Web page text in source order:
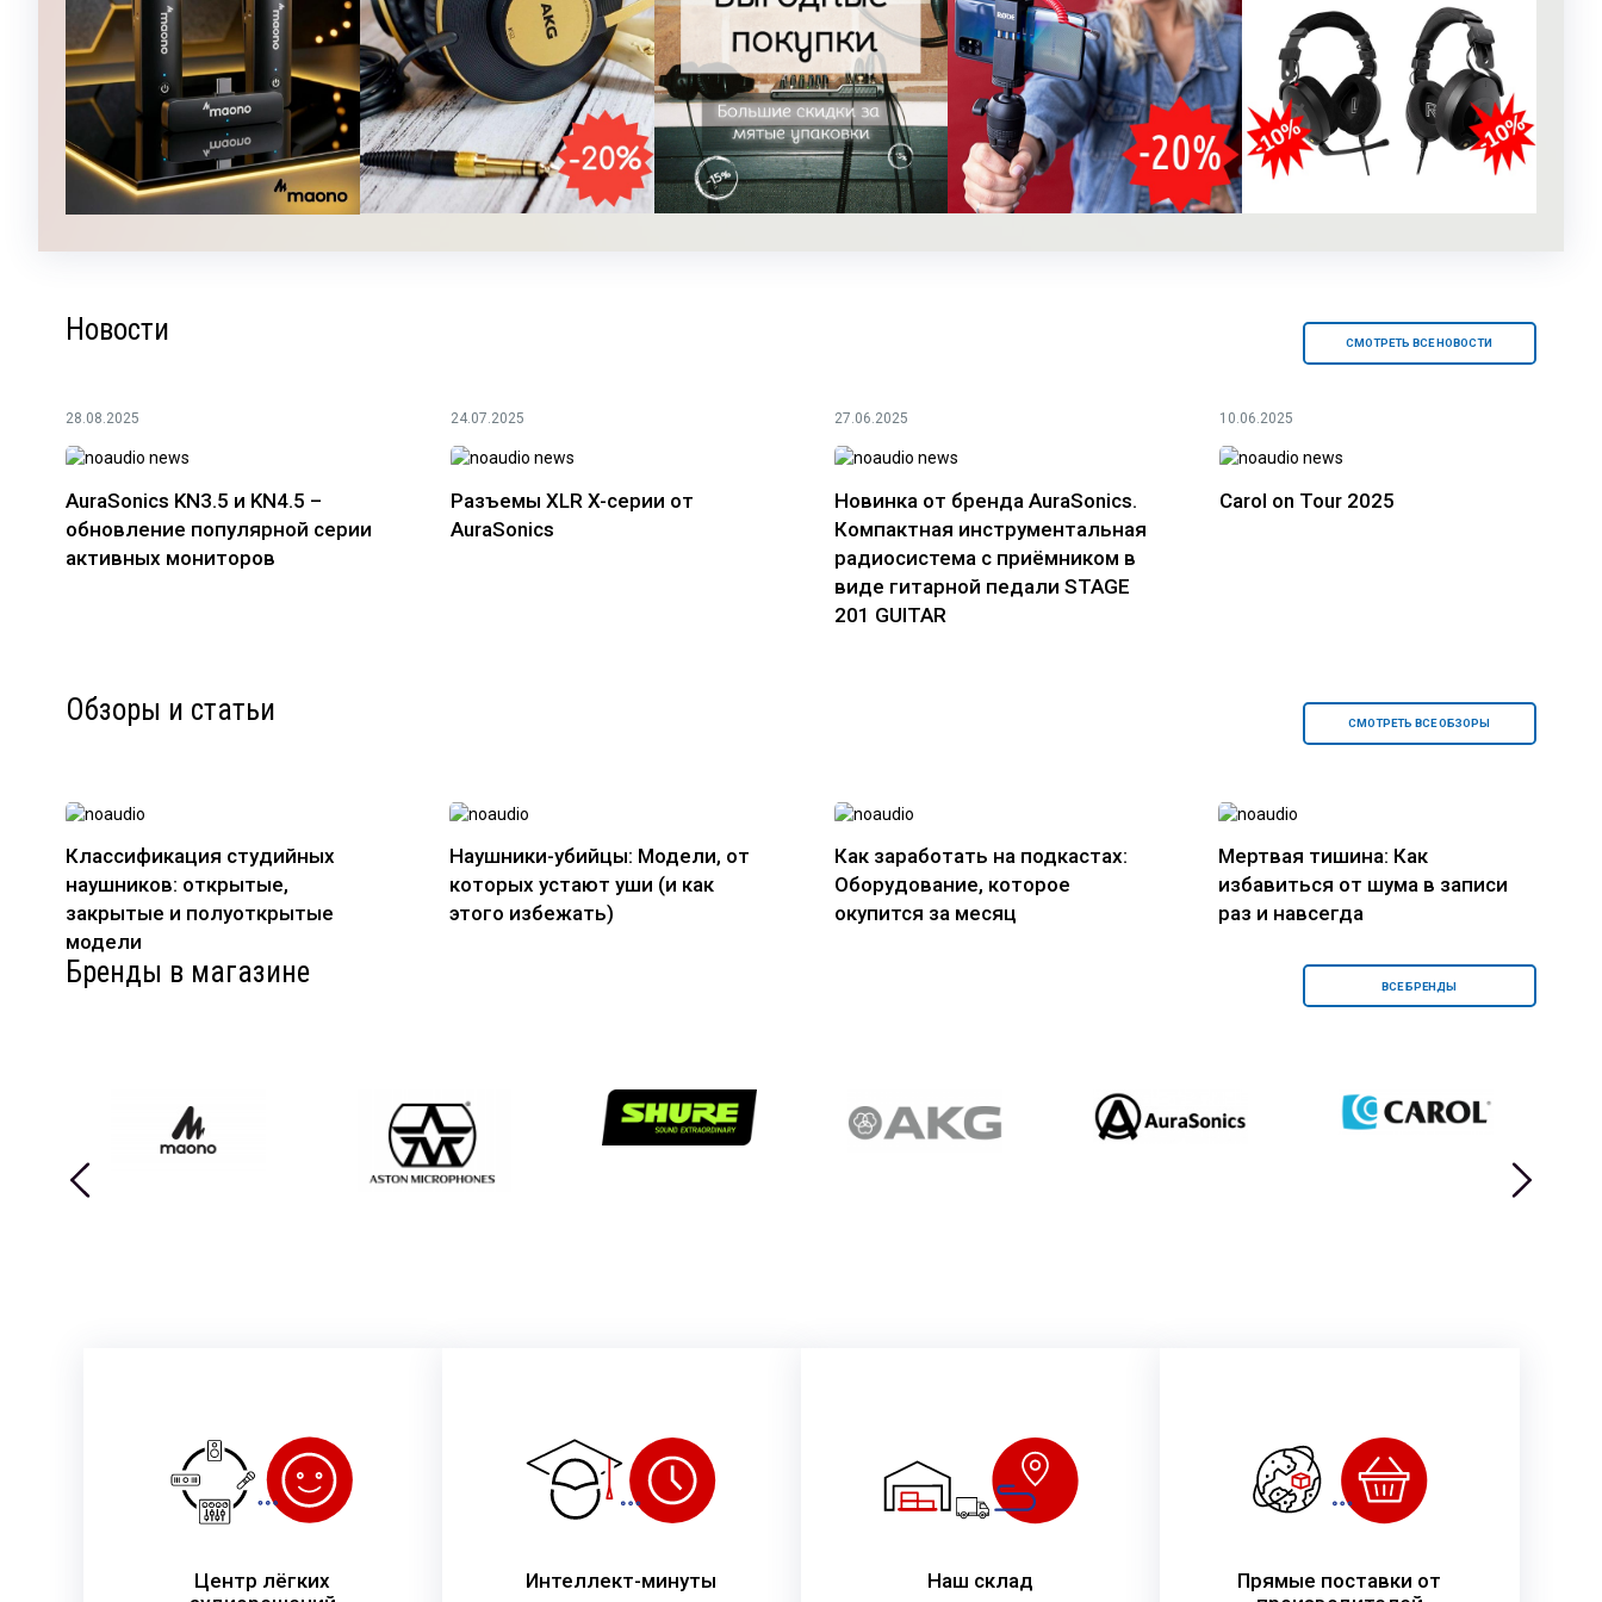
Новости СМОТРЕТЬ ВСЕ НОВОСТИ
28.08.2025
AuraSonics KN3.5 и KN4.5 –
обновление популярной серии
активных мониторов
24.07.2025
Разъемы XLR X-серии от
AuraSonics
27.06.2025
Новинка от бренда AuraSonics.
Компактная инструментальная
радиосистема с приёмником в
виде гитарной педали STAGE
201 GUITAR
10.06.2025
Carol on Tour 2025
Обзоры и статьи СМОТРЕТЬ ВСЕ ОБЗОРЫ
Классификация студийных
наушников: открытые,
закрытые и полуоткрытые
модели
Наушники-убийцы: Модели, от
которых устают уши (и как
этого избежать)
Как заработать на подкастах:
Оборудование, которое
окупится за месяц
Мертвая тишина: Как
избавиться от шума в записи
раз и навсегда
Бренды в магазине ВСЕ БРЕНДЫ
Центр лёгких
Интеллект-минуты Наш склад
Прямые поставки от